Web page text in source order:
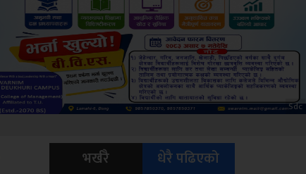
ksbus
भर्खरै धेरै पढिएको